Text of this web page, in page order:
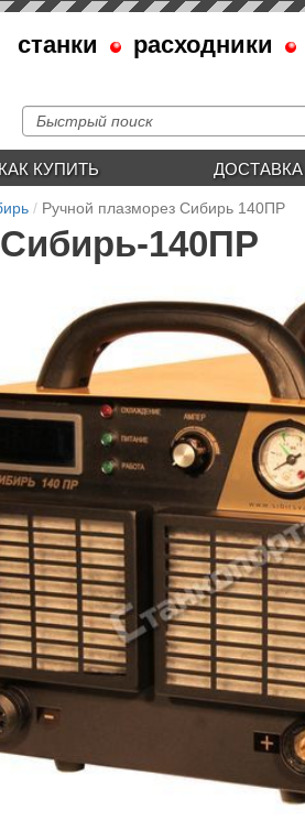
станки расходники
КАК КУПИТЬ ДОСТАВКА
Ручной плазморез Сибирь 140ПР
140ПР